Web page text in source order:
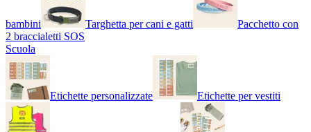
bambini Targhetta per cani e gatti
Pacchetto con
2 braccialetti SOS
Scuola
Etichette personalizzate Etichette per vestiti